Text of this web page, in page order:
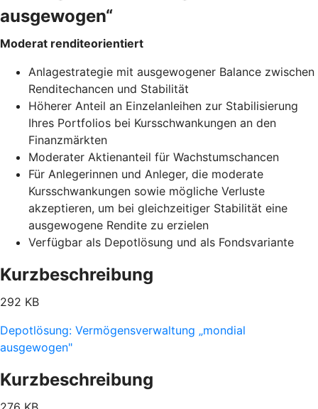
ausgewogen“
Moderat renditeorientiert
Anlagestrategie mit ausgewogener Balance zwischen
Renditechancen und Stabilität
Höherer Anteil an Einzelanleihen zur Stabilisierung
Ihres Portfolios bei Kursschwankungen an den
Finanzmärkten
Moderater Aktienanteil für Wachstumschancen
Für Anlegerinnen und Anleger, die moderate
Kursschwankungen sowie mögliche Verluste
akzeptieren, um bei gleichzeitiger Stabilität eine
ausgewogene Rendite zu erzielen
Verfügbar als Depotlösung und als Fondsvariante
Kurzbeschreibung
292 KB
Depotlösung: Vermögensverwaltung „mondial
ausgewogen"
Kurzbeschreibung